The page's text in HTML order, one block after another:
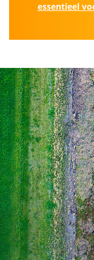
essentieel